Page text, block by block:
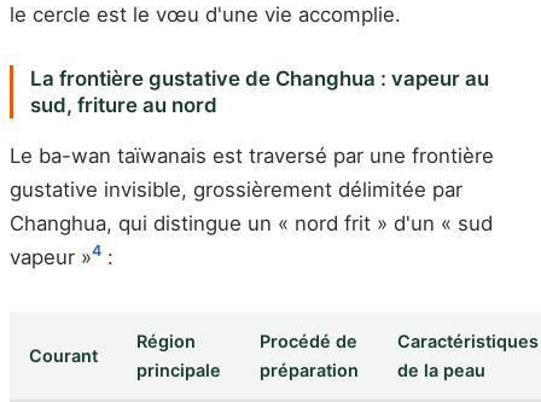
le cercle est le vœu d'une vie accomplie.
La frontière gustative de Changhua : vapeur au
sud, friture au nord
Le ba-wan taïwanais est traversé par une frontière
gustative invisible, grossièrement délimitée par
Changhua, qui distingue un « nord frit » d'un « sud
vapeur »4 :
Courant
Région
principale
Procédé de
préparation
Caractéristiques
de la peau